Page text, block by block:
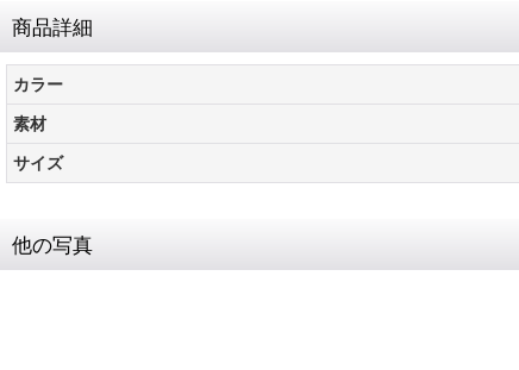
商品詳細
カラー
素材
サイズ
他の写真